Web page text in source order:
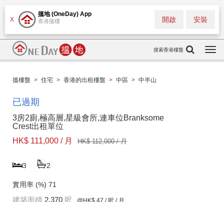
X
搵地 (OneDay) App
香港搵樓 安裝
開啟
搜索香港樓盤
搵樓盤 > 住宅 > 香港的出租樓盤 > 中區 > 中半山
已過期
3房2廁,極高層,星級會所,連車位Branksome
Crest出租單位
HK$ 111,000 / 月
HK$ 112,000 / 月
3 2
實用率 (%) 71
建築面積 2,370 呎 @HK$ 47 / 呎 / 月